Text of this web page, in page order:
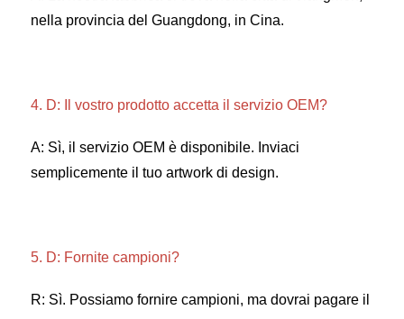
nella provincia del Guangdong, in Cina.
4. D: Il vostro prodotto accetta il servizio OEM?
A: Sì, il servizio OEM è disponibile. Inviaci
semplicemente il tuo artwork di design.
5. D: Fornite campioni?
R: Sì. Possiamo fornire campioni, ma dovrai pagare il